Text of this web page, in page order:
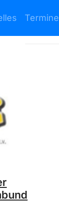
Termine